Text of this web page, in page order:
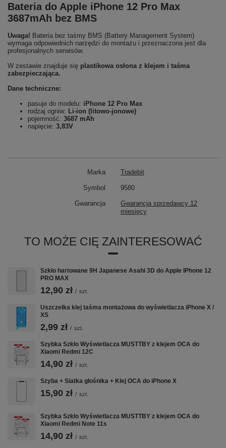
Bateria do Apple iPhone 12 Pro Max
3687mAh bez BMS
Uwaga! Bateria bez taśmy BMS (Battery Management System)
wymaga odpowiednich narzędzi do montażu i przeznaczona jest dla
profesjonalnych serwisów.
W zestawie znajduje się plastikowa osłona z klejem i taśma
zabezpieczająca.
Dane techniczne:
pasuje do modelu: iPhone 12 Pro Max
rodzaj ogniw: Li-ion (litowo-jonowe)
pojemność: 3687 mAh
napięcie: 3,83V
Marka Tradebit
Symbol 9580
Gwarancja
Gwarancja sprzedawcy 12
miesięcy
TO MOŻE CIĘ ZAINTERESOWAĆ
Szkło hartowane 9H Japanese Asahi 3D do Apple IPhone 12
PRO MAX
12,90 zł / szt.
Uszczelka klej taśma montażowa do wyświetlacza iPhone X /
XS
2,99 zł / szt.
Szybka Szkło Wyświetlacza MUSTTBY z klejem OCA do
Xiaomi Redmi 12C
14,90 zł / szt.
Szyba + Siatka głośnika + Klej OCA do iPhone X
15,90 zł / szt.
Szybka Szkło Wyświetlacza MUSTTBY z klejem OCA do
Xiaomi Redmi Note 11s
14,90 zł / szt.